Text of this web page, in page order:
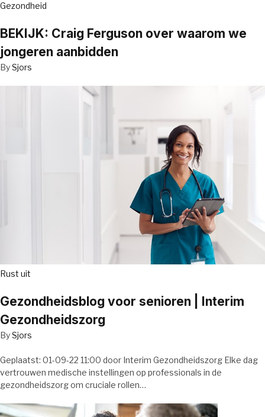
Gezondheid
BEKIJK: Craig Ferguson over waarom we
jongeren aanbidden
BySjors
Rust uit
Gezondheidsblog voor senioren | Interim
Gezondheidszorg
BySjors
Geplaatst: 01-09-22 11:00 door Interim Gezondheidszorg Elke dag
vertrouwen medische instellingen op professionals in de
gezondheidszorg om cruciale rollen…